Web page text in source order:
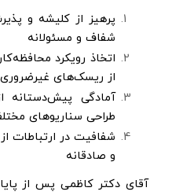
پرهیز از کلیشه و
شفاف و مسئولانه
اتخاذ رویکرد
از ریسک‌های غیرضروری
آمادگی پیش‌دستانه
طراحی سناریوهای
شفافیت در ارتباطات
و صادقانه
آقای دکتر کاظمی پس از